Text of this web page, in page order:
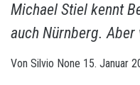
Michael Stiel kennt
auch Nürnberg.
Von Silvio None 15. Januar